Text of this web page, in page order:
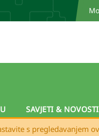
SAVJETI & NOVOSTI
s pregledavanjem